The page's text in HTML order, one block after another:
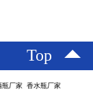
Top
厂家 香水瓶厂家